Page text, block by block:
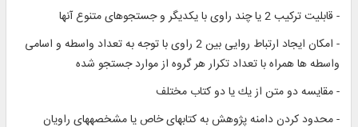
- قابليت تركيب 2 يا چند راوى با يكديگر و جستجوهاى متنوع آنها
- امكان ايجاد ارتباط روايى بين 2 راوى با توجه به تعداد واسطه و اسامى
واسطه ها همراه با تعداد تكرار هر گروه از موارد جستجو شده
- مقايسه دو متن از يك يا دو كتاب مختلف‏
- محدود كردن دامنه پژوهش به كتاب‏هاى خاص يا مشخصه‏هاى راويان‏